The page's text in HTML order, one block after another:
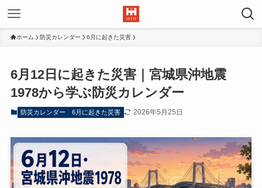
ホーム 防災カレンダー 6月に起きた災害
6月12日に起きた災害｜宮城県沖地震
1978から学ぶ防災カレンダー
防災カレンダー 6月に起きた災害 2026年5月25日